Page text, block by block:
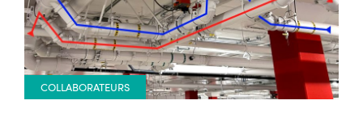
COLLABORATEURS